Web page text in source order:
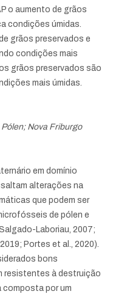
o aumento de grãos
condições úmidas.
grãos preservados e
condições mais
grãos preservados são
mais úmidas.
Nova Friburgo
em domínio
alterações na
que podem ser
de pólen e
Laboriau, 2007;
Portes et al., 2020).
bons
resistentes à destruição
composta por um